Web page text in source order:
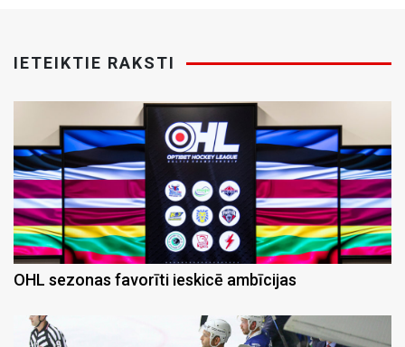
IETEIKTIE RAKSTI
OHL sezonas favorīti ieskicē ambīcijas